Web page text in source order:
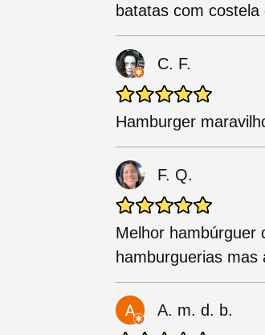
batatas com
C. F.
Hamburger
F. Q.
Melhor hambúrguer
hamburguerias
A. m. d. b.